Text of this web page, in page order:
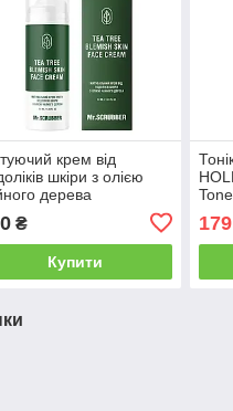
крем вiд
шкiри з олією
дерева
Skin Face Cream,
(1632)
₴
Купити
179